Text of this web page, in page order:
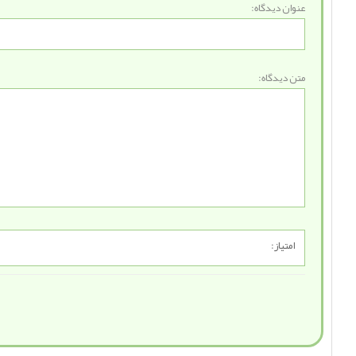
عنوان دیدگاه:
متن دیدگاه:
امتیاز: